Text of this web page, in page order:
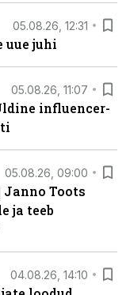
05.08.26, 12:31
uue juhi
05.08.26, 11:07
influencer-
05.08.26, 09:00
Janno Toots
ja teeb
04.08.26, 14:10